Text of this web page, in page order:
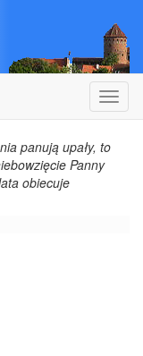
panują upały, to
Panny
obiecuje